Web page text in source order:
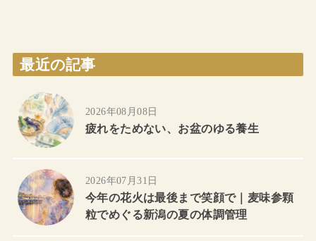
最近の記事
2026年08月08日
疲れをためない、お盆のゆる養生
2026年07月31日
今年の花火は最後まで笑顔で｜麦味参顆
粒でめぐる新潟の夏の体調管理